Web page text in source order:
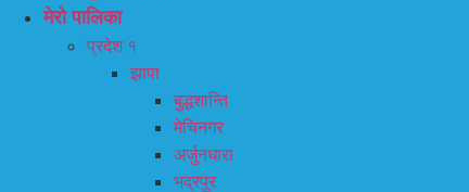
मेरो पालिका
प्रदेश १
झापा
बुद्धशान्ति
मेचिनगर
अर्जुनधारा
भद्रपुर